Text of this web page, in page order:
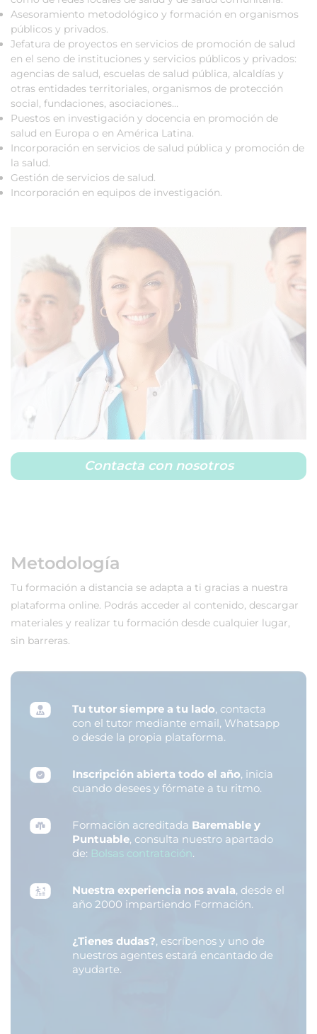
Asesoramiento metodológico y formación en organismos
públicos y privados.
Jefatura de proyectos en servicios de promoción de salud
en el seno de instituciones y servicios públicos y privados:
agencias de salud, escuelas de salud pública, alcaldías y
otras entidades territoriales, organismos de protección
social, fundaciones, asociaciones…
Puestos en investigación y docencia en promoción de
salud en Europa o en América Latina.
Incorporación en servicios de salud pública y promoción de
la salud.
Gestión de servicios de salud.
Incorporación en equipos de investigación.
Contacta con nosotros
Metodología
Tu formación a distancia se adapta a ti gracias a nuestra
plataforma online. Podrás acceder al contenido, descargar
materiales y realizar tu formación desde cualquier lugar,
sin barreras.
Tu tutor siempre a tu lado, contacta
con el tutor mediante email, Whatsapp
o desde la propia plataforma.
Inscripción abierta todo el año, inicia
cuando desees y fórmate a tu ritmo.
Formación acreditada Baremable y
Puntuable, consulta nuestro apartado
de: Bolsas contratación.
Nuestra experiencia nos avala, desde el
año 2000 impartiendo Formación.
¿Tienes dudas?, escríbenos y uno de
nuestros agentes estará encantado de
ayudarte.